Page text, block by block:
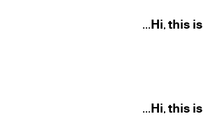
Hi, this
Hi, this